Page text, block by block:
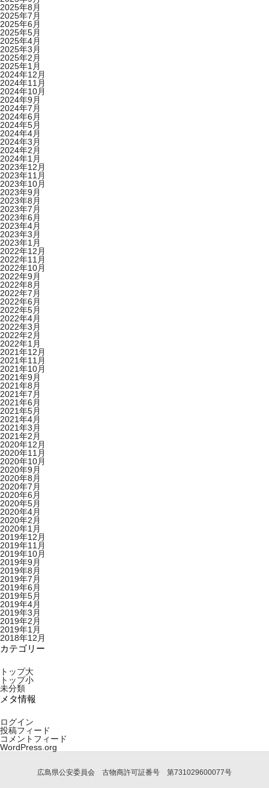
2025年8月
2025年7月
2025年6月
2025年5月
2025年4月
2025年3月
2025年2月
2025年1月
2024年12月
2024年11月
2024年10月
2024年9月
2024年7月
2024年6月
2024年5月
2024年4月
2024年3月
2024年2月
2024年1月
2023年12月
2023年11月
2023年10月
2023年9月
2023年8月
2023年7月
2023年6月
2023年4月
2023年3月
2023年1月
2022年12月
2022年11月
2022年10月
2022年9月
2022年8月
2022年7月
2022年6月
2022年5月
2022年4月
2022年3月
2022年2月
2022年1月
2021年12月
2021年11月
2021年10月
2021年9月
2021年8月
2021年7月
2021年6月
2021年5月
2021年4月
2021年3月
2021年2月
2020年12月
2020年11月
2020年10月
2020年9月
2020年8月
2020年7月
2020年6月
2020年5月
2020年4月
2020年2月
2020年1月
2019年12月
2019年11月
2019年10月
2019年9月
2019年8月
2019年7月
2019年6月
2019年5月
2019年4月
2019年3月
2019年2月
2019年1月
2018年12月
カテゴリー
トップ大
トップ小
未分類
メタ情報
ログイン
投稿フィード
コメントフィード
WordPress.org
広島県公安委員会 古物商許可証番号 第731029600077号